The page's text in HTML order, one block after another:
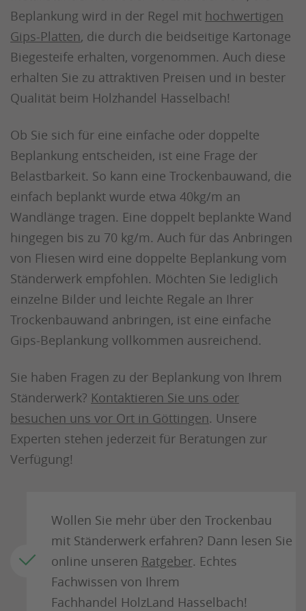
Beplankung wird in der Regel mit hochwertigen
Gips-Platten, die durch die beidseitige Kartonage
Biegesteife erhalten, vorgenommen. Auch diese
erhalten Sie zu attraktiven Preisen und in bester
Qualität beim Holzhandel Hasselbach!
Ob Sie sich für eine einfache oder doppelte
Beplankung entscheiden, ist eine Frage der
Belastbarkeit. So kann eine Trockenbauwand, die
einfach beplankt wurde etwa 40kg/m an
Wandlänge tragen. Eine doppelt beplankte Wand
hingegen bis zu 70 kg/m. Auch für das Anbringen
von Fliesen wird eine doppelte Beplankung vom
Ständerwerk empfohlen. Möchten Sie lediglich
einzelne Bilder und leichte Regale an Ihrer
Trockenbauwand anbringen, ist eine einfache
Gips-Beplankung vollkommen ausreichend.
Sie haben Fragen zu der Beplankung von Ihrem
Ständerwerk? Kontaktieren Sie uns oder
besuchen uns vor Ort in Göttingen. Unsere
Experten stehen jederzeit für Beratungen zur
Verfügung!
Wollen Sie mehr über den Trockenbau
mit Ständerwerk erfahren? Dann lesen Sie
online unseren Ratgeber. Echtes
Fachwissen von Ihrem
Fachhandel HolzLand Hasselbach!